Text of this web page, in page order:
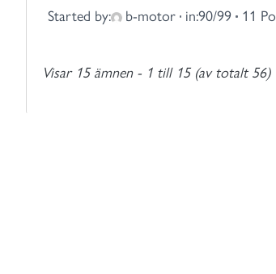
Started by: b-motor in:90/99 11
Visar 15 ämnen - 1 till 15 (av totalt 56)